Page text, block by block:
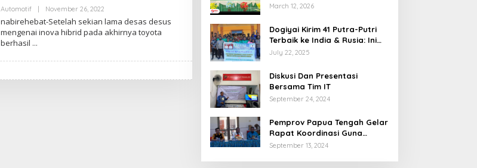
Automotif November 26, 2022By
nabirehebat-Setelah sekian lama desas desus
mengenai inova hibrid pada akhirnya toyota
berhasil
Tebai Resmi Mulai
March 12, 2026
Dogiyai Kirim 41 Putra-Putri
Terbaik ke India & Rusia: Ini
Komitmen Nyata Bupati
Masa Depan
July 22, 2025
Diskusi Dan Presentasi
Bersama Tim IT
September 24, 2024
Pemprov Papua Tengah Gelar
Rapat Koordinasi Guna
Optimalkan Pengelolaan
September 13, 2024